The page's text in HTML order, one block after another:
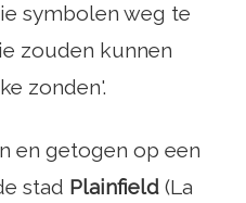
symbolen weg te
zouden kunnen
zonden'.
en getogen op een
stad Plainfield (La